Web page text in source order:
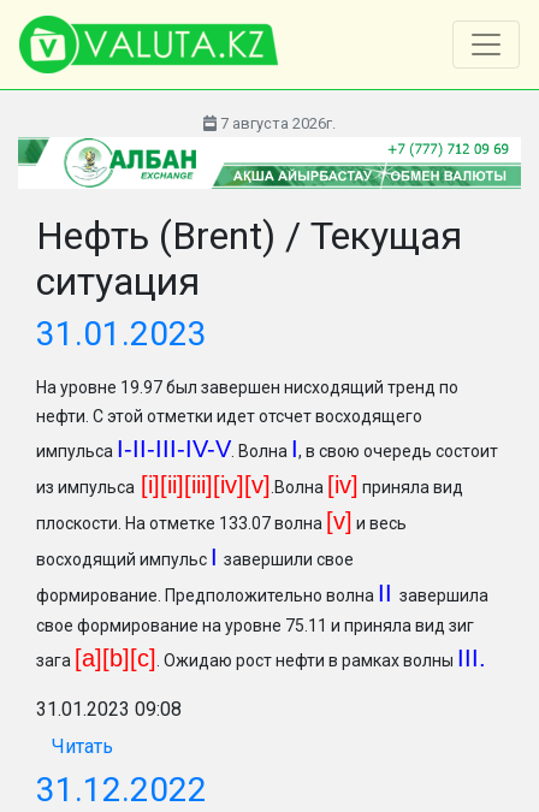
7 августа 2026г.
Нефть (Brent) / Текущая
ситуация
31.01.2023
На уровне 19.97 был завершен нисходящий тренд по
нефти. С этой отметки идет отсчет восходящего
импульса I-II-III-IV-V. Волна I, в свою очередь состоит
из импульса [i][ii][iii][iv][v].Волна [iv] приняла вид
плоскости. На отметке 133.07 волна [v] и весь
восходящий импульс I завершили свое
формирование. Предположительно волна II завершила
свое формирование на уровне 75.11 и приняла вид зиг
зага [a][b][c]. Ожидаю рост нефти в рамках волны III.
31.01.2023 09:08
Читать
31.12.2022